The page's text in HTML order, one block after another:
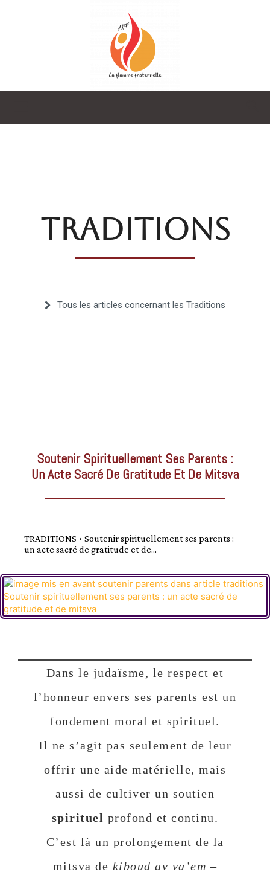
Fraternelle
TRADITIONS
Tous les articles concernant les Traditions
Soutenir Spirituellement Ses Parents :
Un Acte Sacré De Gratitude Et De Mitsva
TRADITIONS
Soutenir spirituellement ses parents :
un acte sacré de gratitude et de...
Dans le judaïsme, le respect et
l’honneur envers ses parents est un
fondement moral et spirituel.
Il ne s’agit pas seulement de leur
offrir une aide matérielle, mais
aussi de cultiver un soutien
spirituel profond et continu.
C’est là un prolongement de la
mitsva de kiboud av va’em –